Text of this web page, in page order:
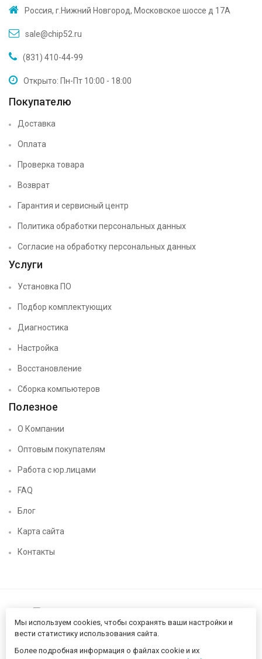
Россия, г.Нижний Новгород, Московское шоссе д 17А
sale@chip52.ru
(831) 410-44-99
Открыто: Пн-Пт 10:00 - 18:00
Покупателю
Доставка
Оплата
Проверка товара
Возврат
Гарантия и сервисный центр
Политика обработки персональных данных
Согласие на обработку персональных данных
Услуги
Установка ПО
Подбор комплектующих
Диагностика
Настройка
Восстановление
Сборка компьютеров
Полезное
О Компании
Оптовым покупателям
Работа с юр.лицами
FAQ
Блог
Карта сайта
Контакты
Мы используем cookies, чтобы сохранять ваши настройки и
вести статистику использования сайта.
Более подробная информация о файлах cookie и их